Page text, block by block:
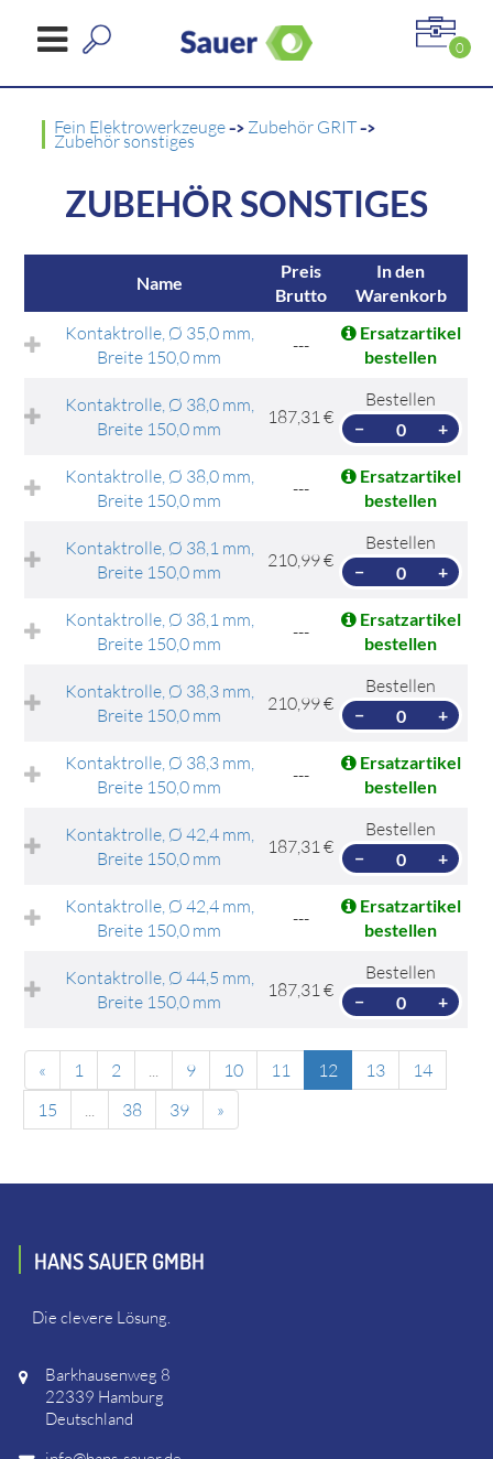
0
Fein Elektrowerkzeuge-> Zubehör GRIT->
Zubehör sonstiges
ZUBEHÖR SONSTIGES
Name
Preis
Brutto
In den
Warenkorb
Kontaktrolle, Ø 35,0 mm,
Breite 150,0 mm
---
Ersatzartikel
bestellen
Kontaktrolle, Ø 38,0 mm,
Breite 150,0 mm
187,31 €
Bestellen
− +
Kontaktrolle, Ø 38,0 mm,
Breite 150,0 mm
---
Ersatzartikel
bestellen
Kontaktrolle, Ø 38,1 mm,
Breite 150,0 mm
210,99 €
Bestellen
− +
Kontaktrolle, Ø 38,1 mm,
Breite 150,0 mm
---
Ersatzartikel
bestellen
Kontaktrolle, Ø 38,3 mm,
Breite 150,0 mm
210,99 €
Bestellen
− +
Kontaktrolle, Ø 38,3 mm,
Breite 150,0 mm
---
Ersatzartikel
bestellen
Kontaktrolle, Ø 42,4 mm,
Breite 150,0 mm
187,31 €
Bestellen
− +
Kontaktrolle, Ø 42,4 mm,
Breite 150,0 mm
---
Ersatzartikel
bestellen
Kontaktrolle, Ø 44,5 mm,
Breite 150,0 mm
187,31 €
Bestellen
− +
« 1 2 ... 9 10 11 12 13
14
15
... 38 39 »
HANS SAUER GMBH
Die clevere Lösung.
Barkhausenweg 8
22339 Hamburg
Deutschland